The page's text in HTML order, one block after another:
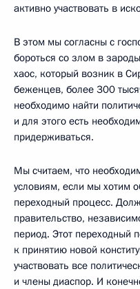
активно участвовать в
В этом мы согласны с
бороться со злом в
хаос, который возник в
беженцев, более 300
необходимо найти
и для этого есть
придерживаться.
Мы считаем, что
условиям, если мы хотим
переходный процесс.
правительство,
период. Этот переходный
к принятию новой
участвовать все
и члены диаспор. И